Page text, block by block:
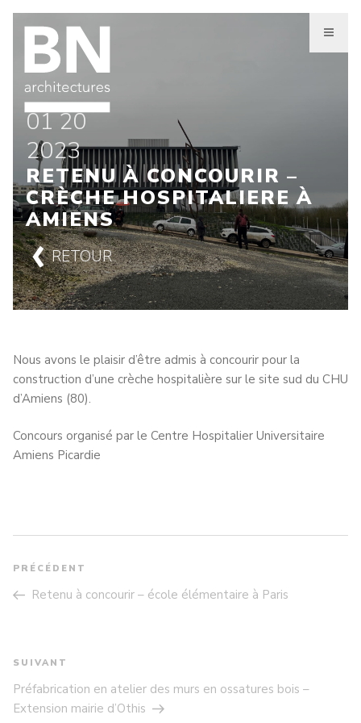
Aller
contenu
principal
01 20
2023
RETENU À CONCOURIR –
CRÈCHE HOSPITALIERE À
AMIENS
RETOUR
Nous avons le plaisir d’être admis à concourir pour la
construction d’une crèche hospitalière sur le site sud du CHU
d’Amiens (80).
Concours organisé par le Centre Hospitalier Universitaire
Amiens Picardie
DE
Article
précédent
PRÉCÉDENT
Retenu à concourir – école élémentaire à Paris
Article
suivant
SUIVANT
Préfabrication en atelier des murs en ossatures bois –
Extension mairie d’Othis